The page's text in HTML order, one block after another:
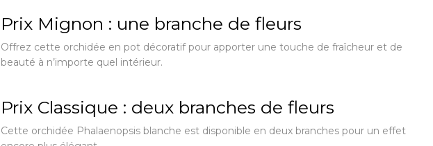
Prix Mignon : une branche de fleurs
Offrez cette orchidée en pot décoratif pour apporter une touche de fraîcheur et de
beauté à n’importe quel intérieur.
Prix Classique : deux branches de fleurs
Cette orchidée Phalaenopsis blanche est disponible en deux branches pour un effet